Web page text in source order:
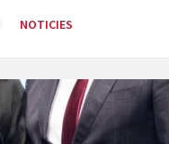
NOTICIES